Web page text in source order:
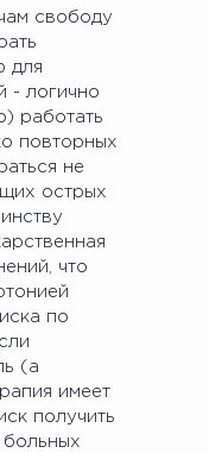
свободу
для
- логично
работать
повторных
не
острых
что
по
(а
имеет
получить
больных